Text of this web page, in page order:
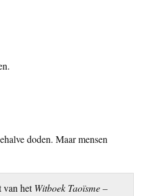
doden. Maar mensen
van hetWitboek Taoïsme –